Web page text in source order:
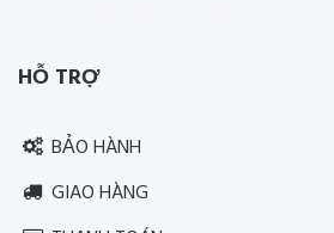
HỖ TRỢ
BẢO HÀNH
GIAO HÀNG